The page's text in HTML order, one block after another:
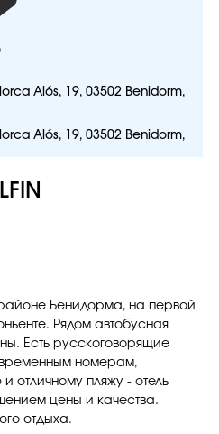
Alós, 19, 03502 Benidorm,
Alós, 19, 03502 Benidorm,
Бенидорма, на первой
Рядом автобусная
Есть русскоговорящие
номерам,
отличному пляжу - отель
цены и качества.
отдыха.